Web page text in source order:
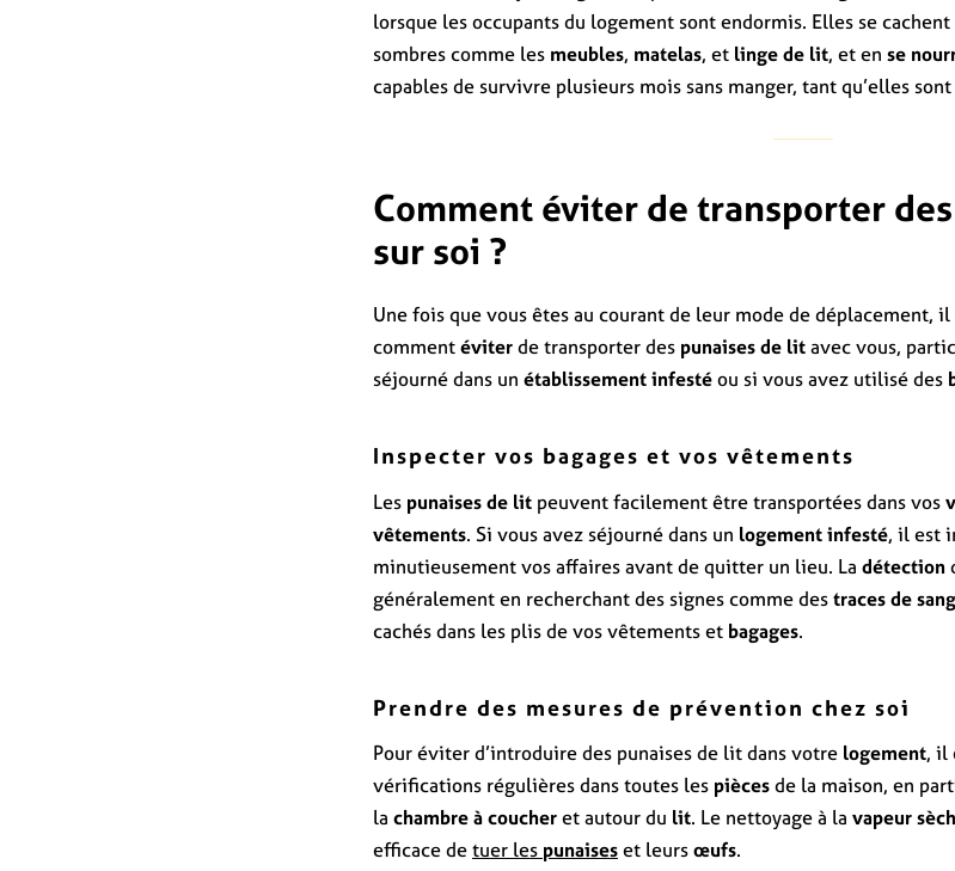
lorsque les occupants du logement sont endormis. Elles se
sombres comme les meubles, matelas, et linge de lit, et en se
capables de survivre plusieurs mois sans manger, tant qu’elles
Comment éviter de transporter
sur soi ?
Une fois que vous êtes au courant de leur mode de déplacement,
commentéviterde transporter des punaises de litavec vous,
séjourné dans un établissement infestéou si vous avez utilisé des
Inspecter vos bagages et vos vêtements
Les punaises de lit peuvent facilement être transportées dans vos
vêtements. Si vous avez séjourné dans un logement infesté, il est
minutieusement vos affaires avant de quitter un lieu. La détection
généralement en recherchant des signes comme destraces de sang
cachés dans les plis de vos vêtements et bagages.
Prendre des mesures de prévention chez soi
Pour éviter d’introduire des punaises de lit dans votre logement, il
vérifications régulières dans toutes les piècesde la maison, en
la chambre à coucheret autour du lit. Le nettoyage à la vapeur
efficace detuer les punaiseset leursœufs.